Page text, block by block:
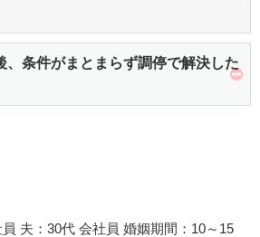
、条件がまとまらず調停で解決した
夫：30代 会社員 婚姻期間：10～15